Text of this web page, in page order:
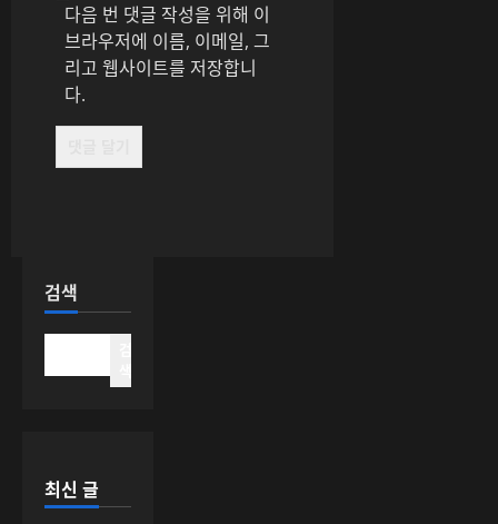
다음 번 댓글 작성을 위해 이
브라우저에 이름, 이메일, 그
리고 웹사이트를 저장합니
다.
검색
최신 글